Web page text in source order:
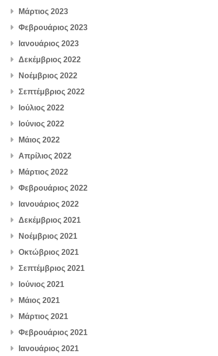
Μάρτιος 2023
Φεβρουάριος 2023
Ιανουάριος 2023
Δεκέμβριος 2022
Νοέμβριος 2022
Σεπτέμβριος 2022
Ιούλιος 2022
Ιούνιος 2022
Μάιος 2022
Απρίλιος 2022
Μάρτιος 2022
Φεβρουάριος 2022
Ιανουάριος 2022
Δεκέμβριος 2021
Νοέμβριος 2021
Οκτώβριος 2021
Σεπτέμβριος 2021
Ιούνιος 2021
Μάιος 2021
Μάρτιος 2021
Φεβρουάριος 2021
Ιανουάριος 2021